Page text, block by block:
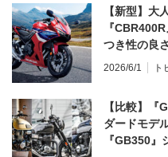
【新型】大
『
つき性の良
2026/6/1 ト
【比較】『
ダードモデ
『GB350』